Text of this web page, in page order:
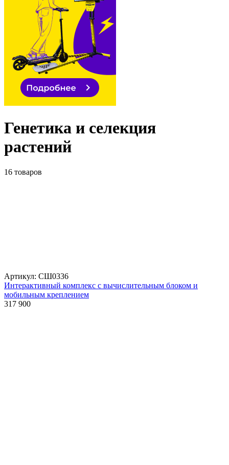
Генетика и селекция
растений
16 товаров
Артикул: СШ0336
Интерактивный комплекс с вычислительным блоком и
мобильным креплением
317 900